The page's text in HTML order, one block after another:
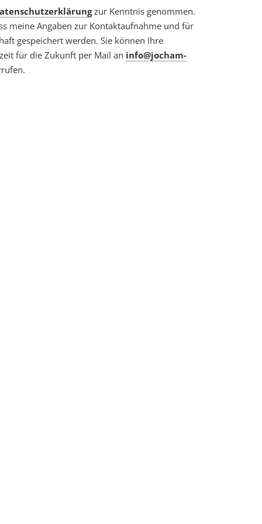
zur Kenntnis genommen.
meine Angaben zur Kontaktaufnahme und für
gespeichert werden. Sie können Ihre
für die Zukunft per Mail an info@jocham-